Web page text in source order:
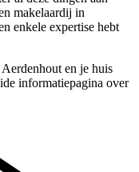
makelaardij in
enkele expertise hebt
en je huis
informatiepagina over